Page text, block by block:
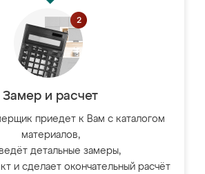
Замер и расчет
приедет к Вам с каталогом
материалов,
детальные замеры,
и сделает окончательный расчёт